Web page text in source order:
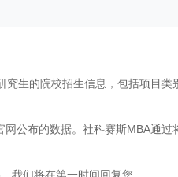
生的院校招生信息，包括项目
公布的数据。社科赛斯MBA通